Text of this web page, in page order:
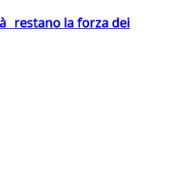
restano la forza dei